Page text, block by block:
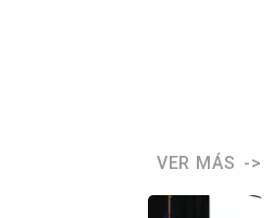
VER MÁS